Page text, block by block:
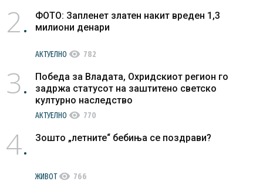
2
ФОТО: Запленет златен накит вреден 1,3
милиони денари
АКТУЕЛНО visibility 782
3
Победа за Владата, Охридскиот регион го
задржа статусот на заштитено светско
културно наследство
АКТУЕЛНО visibility 770
4 Зошто „летните“ бебиња се поздрави?
ЖИВОТvisibility 766